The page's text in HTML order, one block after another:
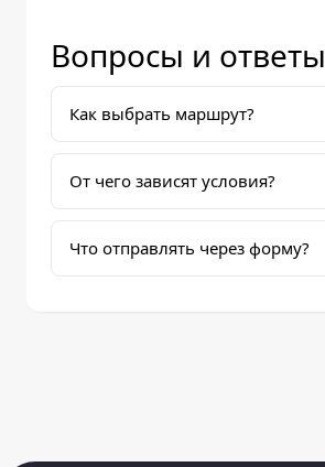
Вопросы и ответы
Как выбрать маршрут?
От чего зависят условия?
Что отправлять через форму?